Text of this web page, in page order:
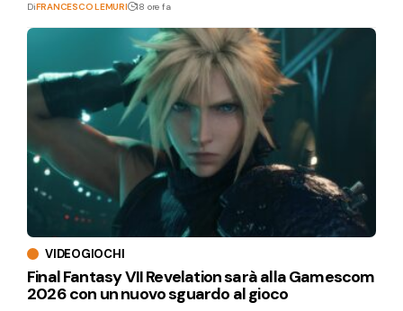
DiFRANCESCO LEMURI 18 ore fa
VIDEOGIOCHI
Final Fantasy VII Revelation sarà alla Gamescom
2026 con un nuovo sguardo al gioco